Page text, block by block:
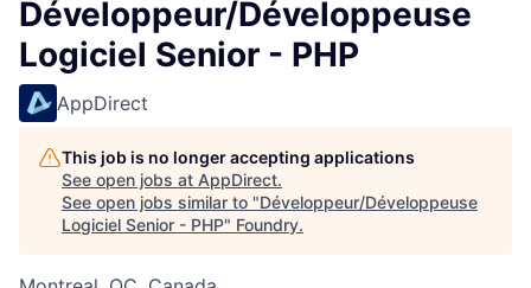
Développeur/Développeuse
Logiciel Senior - PHP
AppDirect
This job is no longer accepting applications
See open jobs at AppDirect.
See open jobs similar to "Développeur/Développeuse
Logiciel Senior - PHP" Foundry.